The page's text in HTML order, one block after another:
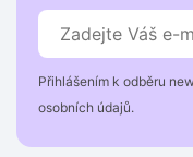
Přihlášením k odběru
osobních údajů.